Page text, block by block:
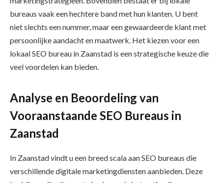
bureaus vaak een hechtere band met hun klanten. U bent
niet slechts een nummer, maar een gewaardeerde klant met
persoonlijke aandacht en maatwerk. Het kiezen voor een
lokaal SEO bureau in Zaanstad is een strategische keuze die
veel voordelen kan bieden.
Analyse en Beoordeling van
Vooraanstaande SEO Bureaus in
Zaanstad
In Zaanstad vindt u een breed scala aan SEO bureaus die
verschillende digitale marketingdiensten aanbieden. Deze